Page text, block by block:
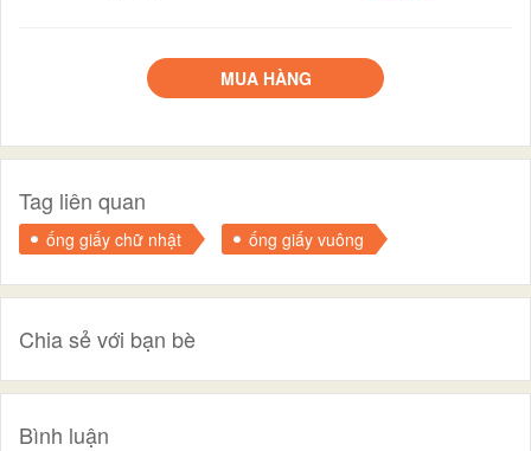
MUA HÀNG
Tag liên quan
ống giấy chữ nhật ống giấy vuông
Chia sẻ với bạn bè
Bình luận